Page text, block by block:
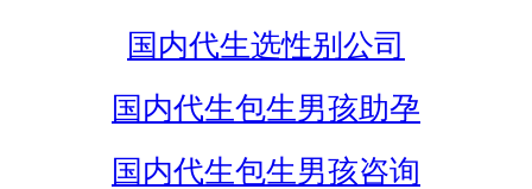
国内代生选性别公司
国内代生包生男孩助孕
国内代生包生男孩咨询